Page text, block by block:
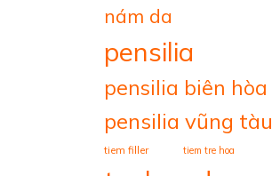
nám da
pensilia
pensilia biên hòa
pensilia vũng tàu
tiem filler tiem tre hoa